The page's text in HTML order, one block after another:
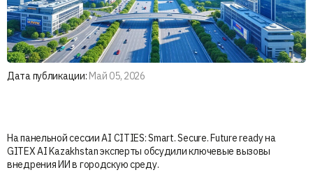
Дата публикации: Май 05, 2026
На панельной сессии AI CITIES: Smart. Secure. Future ready на
GITEX AI Kazakhstan эксперты обсудили ключевые вызовы
внедрения ИИ в городскую среду.